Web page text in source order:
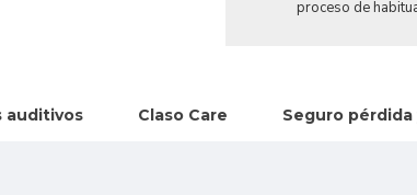
proceso de
auditivos Claso Care Seguro pérdida